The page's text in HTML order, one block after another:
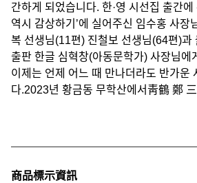
간하게 되었습니다. 한·영 시선집 출간에
역시 감상하기’에 실어주신 임수홍 사장
복 선생님(11편) 진철보 선생님(64편)과
출판 한글 심혁창(아동문학가) 사장님에
이제는 언제 어느 때 만나더라도 반가운
다.2023년 황금동 무학산에서靑鶴 鄭
商品標示資訊